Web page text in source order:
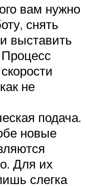
вам нужно
снять
выставить
не
подача.
новые
Для их
слегка